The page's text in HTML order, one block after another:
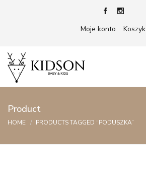
Moje konto Koszyk
Product
HOME PRODUCTS TAGGED “PODUSZKA”